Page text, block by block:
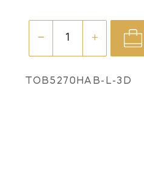
TOB5270HAB-L-3D